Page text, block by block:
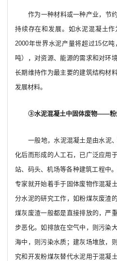
作为一种材料或一种产业，节
持续存在和发展。如水泥混凝土
2000年世界水泥产量将超过15亿
吨），对资源、能源的需求和对环
长期维持作为最主要的建筑结构材
发展材料。
③水泥混凝土中固体废物——粉
一般地，水泥混凝土是由水泥
化后而形成的人工石，已广泛应用
站、码头、机场等各种建筑工程中
专家就开始着手于固体废物作混凝
分水泥的研究工作，如粉煤灰废渣
煤灰废渣一般都是直接排放的，严
步恶化。如排放在空气中，则污染
海中，则污染水质；建灰场堆放，
究和开发粉煤灰替代水泥用于混凝